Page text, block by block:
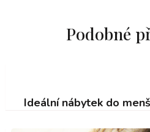
Podobné
Ideální nábytek do